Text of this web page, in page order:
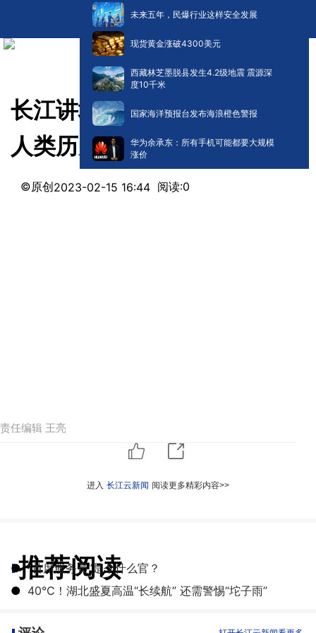
未来五年，民爆行业这样安全发展
现货黄金涨破4300美元
西藏林芝墨脱县发生4.2级地震 震源深
度10千米
国家海洋预报台发布海浪橙色警报
华为余承东：所有手机可能都要大规模
涨价
长江讲坛丨七万年前差点改变
人类历史的火山爆发在哪里？
©原创2023-02-15 16:44 阅读:0
责任编辑 王亮
进入 长江云新闻 阅读更多精彩内容>>
推荐阅读
● “首席服务员”是个什么官？
● 40℃！湖北盛夏高温“长续航” 还需警惕“坨子雨”